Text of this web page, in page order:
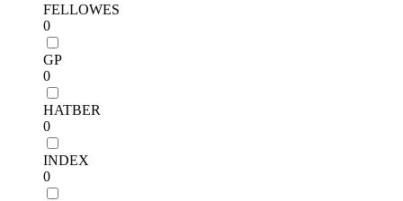
FELLOWES
0
GP
0
HATBER
0
INDEX
0